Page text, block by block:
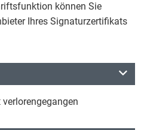
können Sie
Ihres Signaturzertifikats